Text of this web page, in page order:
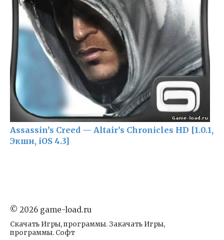
Assassin’s Creed — Altair’s Chronicles HD [1.0.1,
Экшн, iOS 4.3]
© 2026 game-load.ru
Скачать Игры, программы. Закачать Игры,
программы. Софт